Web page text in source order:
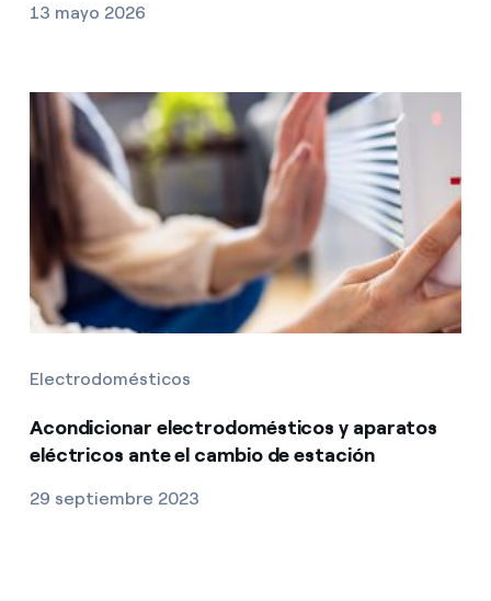
13 mayo 2026
Electrodomésticos
Acondicionar electrodomésticos y aparatos
eléctricos ante el cambio de estación
29 septiembre 2023